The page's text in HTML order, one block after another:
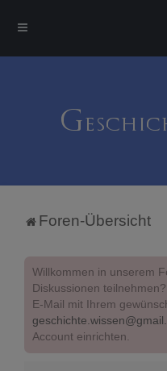
Foren-Übersicht
Willkommen in unserem
Diskussionen
E-Mail mit Ihrem
Account einrichten.